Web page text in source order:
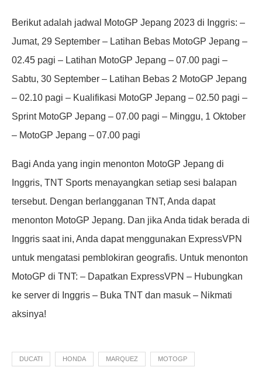
Berikut adalah jadwal MotoGP Jepang 2023 di Inggris: –
Jumat, 29 September – Latihan Bebas MotoGP Jepang –
02.45 pagi – Latihan MotoGP Jepang – 07.00 pagi –
Sabtu, 30 September – Latihan Bebas 2 MotoGP Jepang
– 02.10 pagi – Kualifikasi MotoGP Jepang – 02.50 pagi –
Sprint MotoGP Jepang – 07.00 pagi – Minggu, 1 Oktober
– MotoGP Jepang – 07.00 pagi
Bagi Anda yang ingin menonton MotoGP Jepang di
Inggris, TNT Sports menayangkan setiap sesi balapan
tersebut. Dengan berlangganan TNT, Anda dapat
menonton MotoGP Jepang. Dan jika Anda tidak berada di
Inggris saat ini, Anda dapat menggunakan ExpressVPN
untuk mengatasi pemblokiran geografis. Untuk menonton
MotoGP di TNT: – Dapatkan ExpressVPN – Hubungkan
ke server di Inggris – Buka TNT dan masuk – Nikmati
aksinya!
DUCATI HONDA MARQUEZ MOTOGP